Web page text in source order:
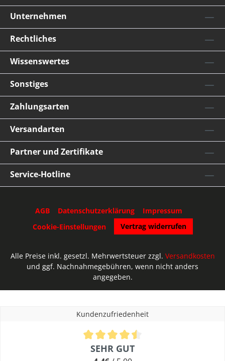
Unternehmen
Rechtliches
Wissenswertes
Sonstiges
Zahlungsarten
Versandarten
Partner und Zertifikate
Service-Hotline
AGB Datenschutzerklärung
Impressum
Cookie-Einstellungen
Vertrag widerrufen
Alle Preise inkl. gesetzl. Mehrwertsteuer zzgl. Versandkosten
und ggf. Nachnahmegebühren, wenn nicht anders
angegeben.
Kundenzufriedenheit
Durchschnittliche Bewertung von 4.46 von 5 Sternen
SEHR GUT